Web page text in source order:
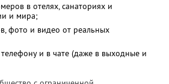
в отелях, санаториях и
и мира;
фото и видео от реальных
и в чате (даже в выходные и